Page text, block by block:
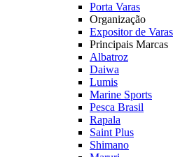
Porta Varas
Organização
Expositor de Varas
Principais Marcas
Albatroz
Daiwa
Lumis
Marine Sports
Pesca Brasil
Rapala
Saint Plus
Shimano